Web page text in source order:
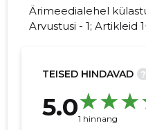
Ärimeedialehel
Arvustusi - 1; Artikleid 1+ "Kirjuta
TEISED HINDAVAD ?
5.01 hinnang